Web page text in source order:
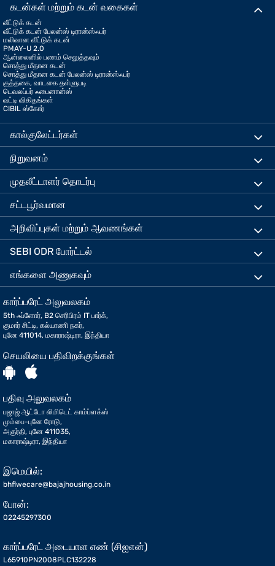
கடன்கள் மற்றும் கடன் வகைகள்
வீட்டுக் கடன்
வீட்டுக் கடன் பேலன்ஸ் டிரான்ஸ்ஃபர்
மலிவான வீட்டுக் கடன்
PMAY-U 2.0
ஆன்லைனில் பணம் செலுத்தவும்
சொத்து மீதான கடன்
சொத்து மீதான கடன் பேலன்ஸ் டிரான்ஸ்ஃபர்
குத்தகை, வாடகை தள்ளுபடி
டெவலப்பர் ஃபைனான்ஸ்
வட்டி விகிதங்கள்
CIBIL ஸ்கோர்
கால்குலேட்டர்கள்
நிறுவனம்
முதலீட்டாளர் தொடர்பு
சட்டபூர்வமான
அறிவிப்புகள் மற்றும் ஆவணங்கள்
SEBI ODR போர்ட்டல்
எங்களை அணுகவும்
கார்ப்பரேட் அலுவலகம்
5th ஃப்ளோர், B2 செரிபிரம் IT பார்க்,
குமார் சிட்டி, கல்யாணி நகர்,
புனே 411014, மகாராஷ்டிரா, இந்தியா
செயலியை பதிவிறக்குங்கள்
பதிவு அலுவலகம்
பஜாஜ் ஆட்டோ லிமிடெட் காம்ப்ளக்ஸ்
மும்பை-புனே ரோடு,
அகுர்தி, புனே 411035,
மகாராஷ்டிரா, இந்தியா
இமெயில்:
bhflwecare@bajajhousing.co.in
போன்:
02245297300
கார்ப்பரேட் அடையாள எண் (சிஐஎன்)
L65910PN2008PLC132228